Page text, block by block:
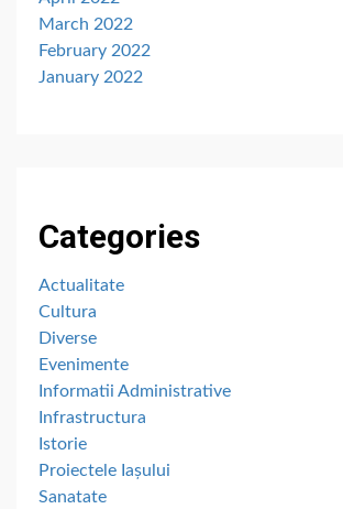
March 2022
February 2022
January 2022
Categories
Actualitate
Cultura
Diverse
Evenimente
Informatii Administrative
Infrastructura
Istorie
Proiectele Iașului
Sanatate